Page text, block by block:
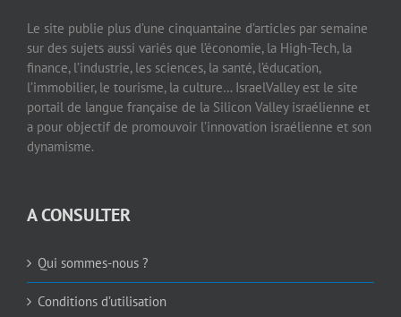
Le site publie plus d’une cinquantaine d’articles par semaine
sur des sujets aussi variés que l’économie, la High-Tech, la
finance, l’industrie, les sciences, la santé, l’éducation,
l’immobilier, le tourisme, la culture… IsraelValley est le site
portail de langue française de la Silicon Valley israélienne et
a pour objectif de promouvoir l’innovation israélienne et son
dynamisme.
A CONSULTER
Qui sommes-nous ?
Conditions d’utilisation